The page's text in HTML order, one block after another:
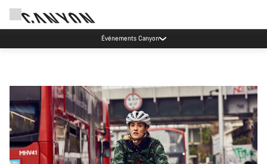
Événements Canyon